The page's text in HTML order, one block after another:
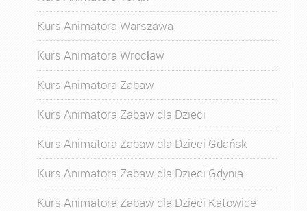
Kurs Animatora Warszawa
Kurs Animatora Wrocław
Kurs Animatora Zabaw
Kurs Animatora Zabaw dla Dzieci
Kurs Animatora Zabaw dla Dzieci Gdańsk
Kurs Animatora Zabaw dla Dzieci Gdynia
Kurs Animatora Zabaw dla Dzieci Katowice